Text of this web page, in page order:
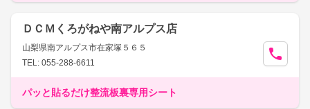
ＤＣＭくろがねや南アルプス店
山梨県南アルプス市在家塚５６５
TEL: 055-288-6611
パッと貼るだけ整流板裏専用シート